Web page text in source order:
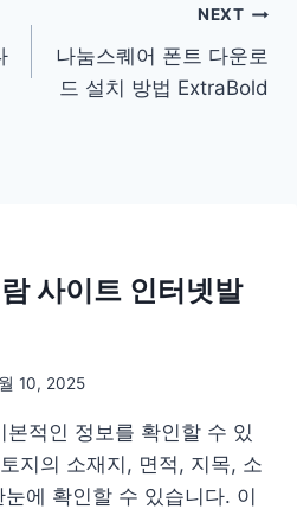
NEXT
나눔스퀘어 폰트 다운로
드 설치 방법 ExtraBold
사이트 인터넷발
10, 2025
본적인 정보를 확인할 수 있
지의 소재지, 면적, 지목, 소
에 확인할 수 있습니다. 이